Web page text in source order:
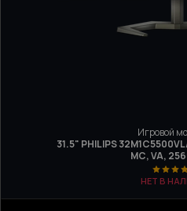
Игровой
31.5" PHILIPS
МС, VA,
НЕТ В